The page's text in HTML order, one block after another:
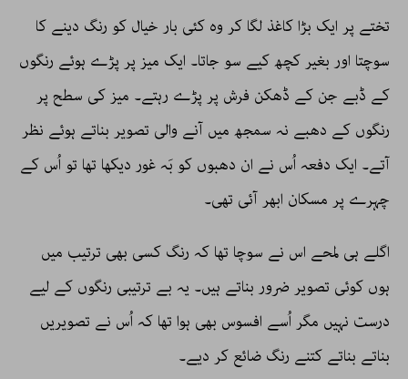
تختے پر ایک بڑا کاغذ لگا کر وہ کئی بار خیال کو رنگ دینے کا
سوچتا اور بغیر کچھ کیے سو جاتا۔ ایک میز پر پڑے ہوئے رنگوں
کے ڈبے جن کے ڈھکن فرش پر پڑے رہتے۔ میز کی سطح پر
رنگوں کے دھبے نہ سمجھ میں آنے والی تصویر بناتے ہوئے نظر
آتے۔ ایک دفعہ اُس نے ان دھبوں کو بَہ غور دیکھا تھا تو اُس کے
چہرے پر مسکان ابھر آئی تھی۔
اگلے ہی لمحے اس نے سوچا تھا کہ رنگ کسی بھی ترتیب میں
ہوں کوئی تصویر ضرور بناتے ہیں۔ یہ بے ترتیبی رنگوں کے لیے
درست نہیں مگر اُسے افسوس بھی ہوا تھا کہ اُس نے تصویریں
بناتے بناتے کتنے رنگ ضائع کر دیے۔